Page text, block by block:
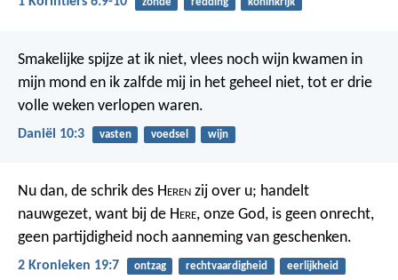
zonde redding koninkrijk
Smakelijke spijze at ik niet, vlees noch wijn kwamen in
mijn mond en ik zalfde mij in het geheel niet, tot er drie
volle weken verlopen waren.
Daniël 10:3 vasten voedsel wijn
Nu dan, de schrik des Heren zij over u; handelt
nauwgezet, want bij de Here, onze God, is geen onrecht,
geen partijdigheid noch aanneming van geschenken.
2 Kronieken 19:7 ontzag rechtvaardigheid eerlijkheid